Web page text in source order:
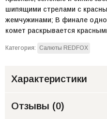
шипящими стрелами с
жемчужинами; В финале
комет раскрывается
Категория: Салюты REDFOX
Характеристики
Отзывы (0)